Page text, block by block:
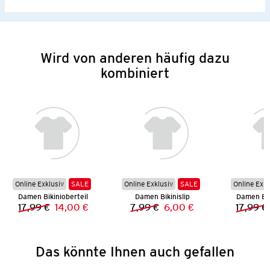
Wird von anderen häufig dazu
kombiniert
Online Exklusiv
SALE
Damen Bikinioberteil
Vorheriger Preis:
17,99 € Neuer Preis:
14,00 €
Online Exklusiv
SALE
Damen Bikinislip
Vorheriger Preis:
7,99 € Neuer Preis:
6,00 €
Online
Damen
17,99 €
Das könnte Ihnen auch gefallen